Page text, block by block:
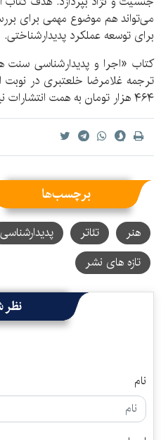
می‌تواند هم موضوع مهمی برای
برای توسعه عملکرد پدیدارشناختی.
کتاب «اجرا و پدیدارشناسی سنت
۴۶۴ هزار تومان به همت انتشارات نیماژ منتشر شده است.
برچسب‌ها
هنر تئاتر پدیدارشناسی
تازه های نشر
نظر
نام